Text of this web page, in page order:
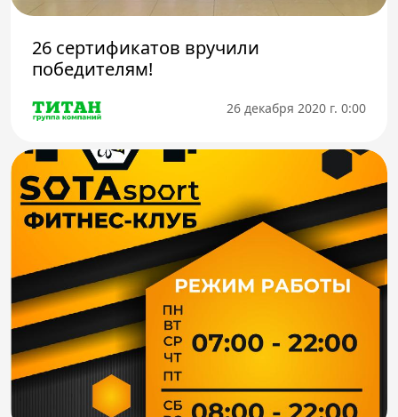
26 сертификатов вручили
победителям!
26 декабря 2020 г. 0:00